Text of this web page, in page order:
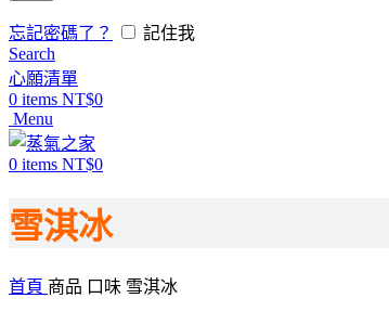
忘記密碼了？
記住我
Search
心願清單
0 items NT$0
Menu
0 items NT$0
雪淇冰
首頁 商品 口味 雪淇冰